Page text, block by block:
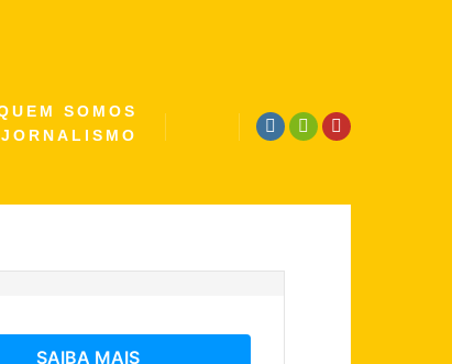
SOMOS
JORNALISMO
Pesquisa
SAIBA MAIS